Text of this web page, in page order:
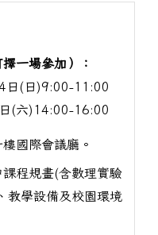
一場參加）：
日(日)9:00-11:00
(六)14:00-16:00
國際會議廳。
課程規畫(含數理實驗
教學設備及校園環境